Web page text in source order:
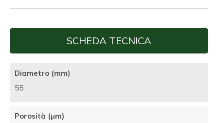
SCHEDA TECNICA
Diametro (mm)
55
Porosità (µm)